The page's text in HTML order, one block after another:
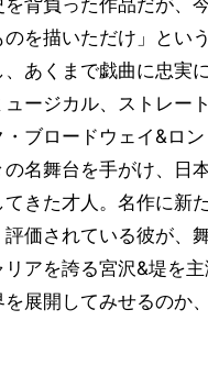
背負った作品だが、
を描いただけ」とい
あくまで戯曲に忠実
ージカル、ストレー
ブロードウェイ&ロ
名舞台を手がけ、日
きた才人。名作に新
価されている彼が、
アを誇る宮沢&堤を
展開してみせるのか